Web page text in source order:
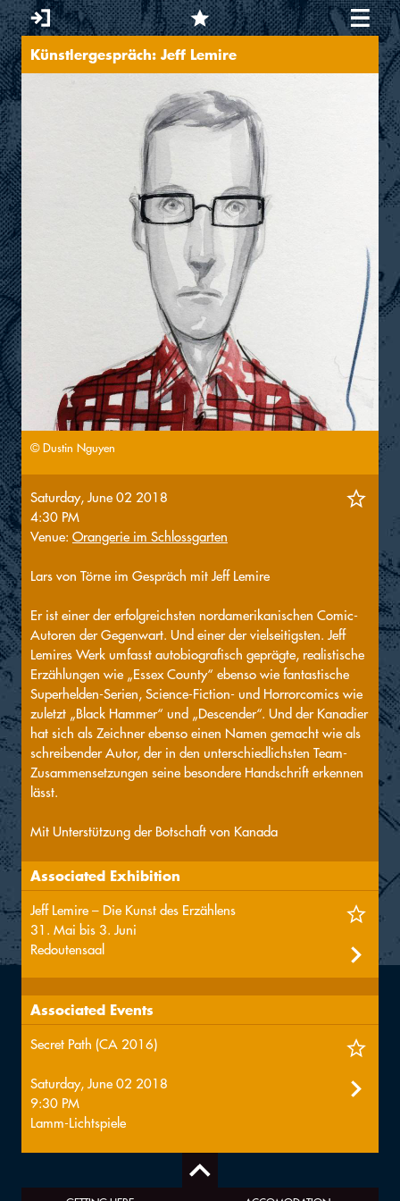
You are here
Künstlergespräch: Jeff Lemire
© Dustin Nguyen
Saturday, June 02 2018
4:30 PM
Venue: Orangerie im Schlossgarten
Lars von Törne im Gespräch mit Jeff Lemire
Er ist einer der erfolgreichsten nordamerikanischen Comic-
Autoren der Gegenwart. Und einer der vielseitigsten. Jeff
Lemires Werk umfasst autobiografisch geprägte, realistische
Erzählungen wie „Essex County“ ebenso wie fantastische
Superhelden-Serien, Science-Fiction- und Horrorcomics wie
zuletzt „Black Hammer“ und „Descender“. Und der Kanadier
hat sich als Zeichner ebenso einen Namen gemacht wie als
schreibender Autor, der in den unterschiedlichsten Team-
Zusammensetzungen seine besondere Handschrift erkennen
lässt.
Mit Unterstützung der Botschaft von Kanada
Associated Exhibition
Jeff Lemire – Die Kunst des Erzählens
31. Mai bis 3. Juni
Redoutensaal
Associated Events
Secret Path (CA 2016)
Saturday, June 02 2018
9:30 PM
Lamm-Lichtspiele